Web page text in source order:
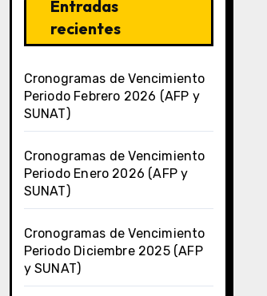
Entradas
recientes
Cronogramas de Vencimiento
Periodo Febrero 2026 (AFP y
SUNAT)
Cronogramas de Vencimiento
Periodo Enero 2026 (AFP y
SUNAT)
Cronogramas de Vencimiento
Periodo Diciembre 2025 (AFP
y SUNAT)